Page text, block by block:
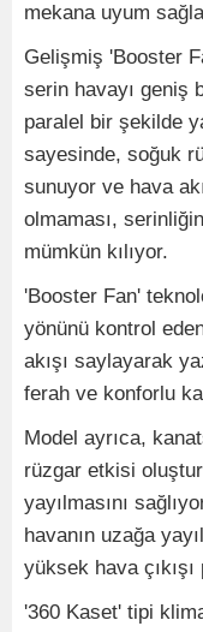
mekana uyum
Gelişmiş 'Booster
serin havayı geniş
paralel bir şekilde
sayesinde, soğuk
sunuyor ve hava
olmaması,
mümkün kılıyor.
'Booster Fan'
yönünü kontrol
akışı saylayarak
ferah ve konforlu
Model ayrıca,
rüzgar etkisi
yayılmasını
havanın uzağa
yüksek hava çıkışı
'360 Kaset' tipi